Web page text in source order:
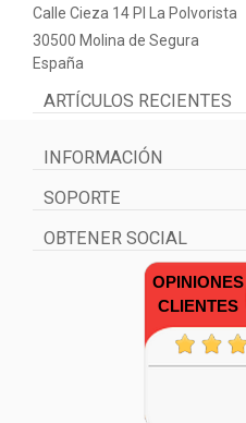
Calle Cieza 14 PI La Polvorista
30500 Molina de Segura
España
ARTÍCULOS RECIENTES
INFORMACIÓN
SOPORTE
OBTENER SOCIAL
OPINIONES
CLIENTES